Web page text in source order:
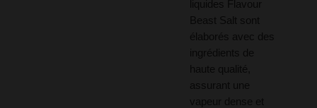
liquides Flavour
Beast Salt sont
élaborés avec des
ingrédients de
haute qualité,
assurant une
vapeur dense et